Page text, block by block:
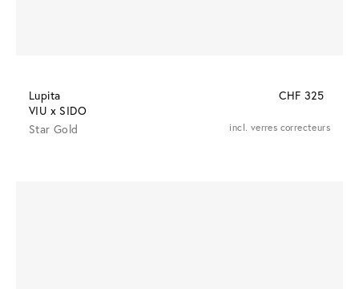
Lupita
VIU x SIDO
CHF 325
Star Gold incl. verres correcteurs